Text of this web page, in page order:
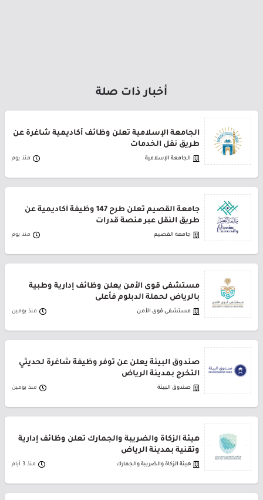
أخبار ذات صلة
الجامعة الإسلامية تعلن وظائف أكاديمية شاغرة عن
طريق نقل الخدمات
الجامعة الإسلامية منذ يوم
جامعة القصيم تعلن طرح 147 وظيفة أكاديمية عن
طريق النقل عبر منصة قدرات
جامعة القصيم منذ يوم
مستشفى قوى الأمن يعلن وظائف إدارية وطبية
بالرياض لحملة الدبلوم فأعلى
مستشفى قوى الأمن منذ يومين
صندوق البيئة يعلن عن توفر وظيفة شاغرة لحديثي
التخرج بمدينة الرياض
صندوق البيئة منذ يومين
هيئة الزكاة والضريبة والجمارك تعلن وظائف إدارية
وتقنية بمدينة الرياض
هيئة الزكاة والضريبة والجمارك منذ 3 أيام